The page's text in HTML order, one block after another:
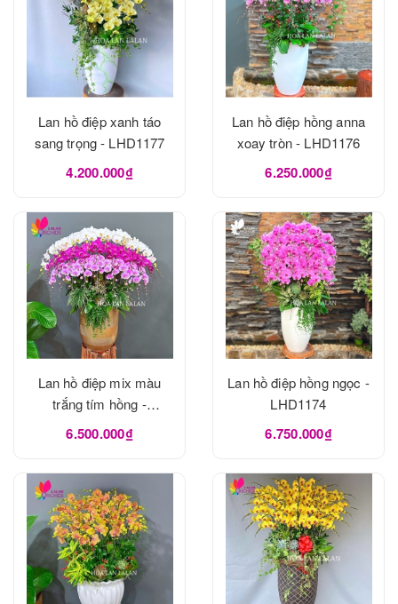
Lan hồ điệp xanh táo
sang trọng - LHD1177
4.200.000₫
Lan hồ điệp hồng anna
xoay tròn - LHD1176
6.250.000₫
Lan hồ điệp mix màu
trắng tím hồng -
LHD1175
6.500.000₫
Lan hồ điệp hồng ngọc -
LHD1174
6.750.000₫